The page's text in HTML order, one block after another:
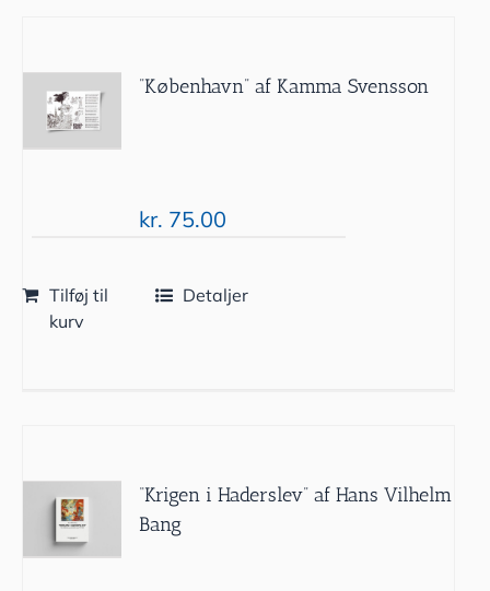
”København” af Kamma Svensson
kr. 75.00
Tilføj til
kurv
Detaljer
“Krigen i Haderslev” af Hans Vilhelm
Bang